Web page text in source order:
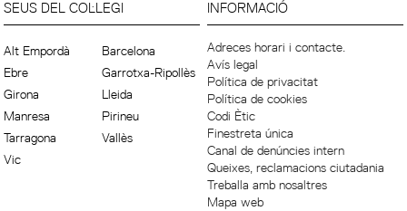
SEUS DEL COL·LEGI
Alt Empordà
Barcelona
Ebre
Garrotxa-Ripollès
Girona
Lleida
Manresa
Pirineu
Tarragona
Vallès
Vic
INFORMACIÓ
Adreces horari i contacte.
Avís legal
Política de privacitat
Política de cookies
Codi Ètic
Finestreta única
Canal de denúncies intern
Queixes, reclamacions ciutadania
Treballa amb nosaltres
Mapa web